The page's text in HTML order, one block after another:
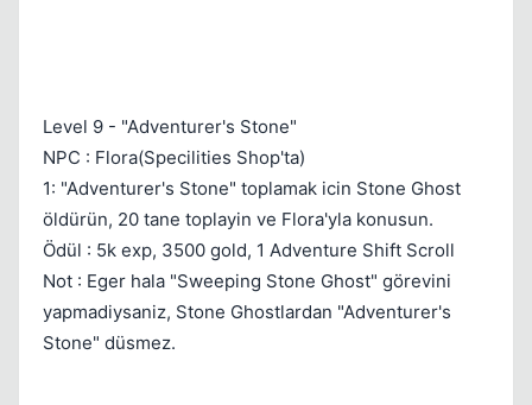
Level 9 - "Adventurer's Stone"
NPC : Flora(Specilities Shop'ta)
1: "Adventurer's Stone" toplamak icin Stone Ghost
öldürün, 20 tane toplayin ve Flora'yla konusun.
Ödül : 5k exp, 3500 gold, 1 Adventure Shift Scroll
Not : Eger hala "Sweeping Stone Ghost" görevini
yapmadiysaniz, Stone Ghostlardan "Adventurer's
Stone" düsmez.